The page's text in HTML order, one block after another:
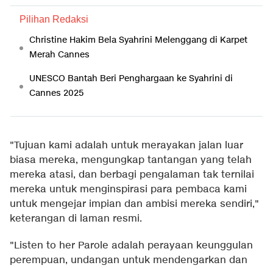
Pilihan Redaksi
Christine Hakim Bela Syahrini Melenggang di Karpet
Merah Cannes
UNESCO Bantah Beri Penghargaan ke Syahrini di
Cannes 2025
"Tujuan kami adalah untuk merayakan jalan luar
biasa mereka, mengungkap tantangan yang telah
mereka atasi, dan berbagi pengalaman tak ternilai
mereka untuk menginspirasi para pembaca kami
untuk mengejar impian dan ambisi mereka sendiri,"
keterangan di laman resmi.
"Listen to her Parole adalah perayaan keunggulan
perempuan, undangan untuk mendengarkan dan